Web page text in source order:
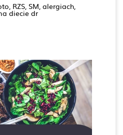
RZS, SM, alergiach,
diecie dr